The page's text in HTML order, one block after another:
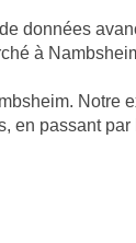
données
à
Notre
en passant